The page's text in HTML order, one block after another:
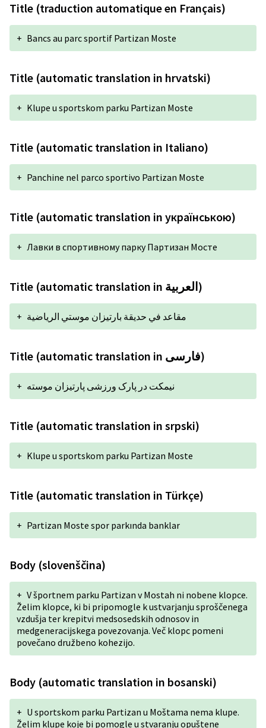
Title (traduction automatique en Français)
+ Bancs au parc sportif Partizan Moste
Title (automatic translation in hrvatski)
+ Klupe u sportskom parku Partizan Moste
Title (automatic translation in Italiano)
+ Panchine nel parco sportivo Partizan Moste
Title (automatic translation in українською)
+ Лавки в спортивному парку Партизан Мосте
Title (automatic translation in العربية)
+ مقاعد في حديقة بارتيزان موستي الرياضية
Title (automatic translation in فارسی)
+ نیمکت در پارک ورزشی پارتیزان موسته
Title (automatic translation in srpski)
+ Klupe u sportskom parku Partizan Moste
Title (automatic translation in Türkçe)
+ Partizan Moste spor parkında banklar
Body (slovenščina)
+ V športnem parku Partizan v Mostah ni nobene klopce.
Želim klopce, ki bi pripomogle k ustvarjanju sproščenega
vzdušja ter krepitvi medsosedskih odnosov in
medgeneracijskega povezovanja. Več klopc pomeni
povečano družbeno kohezijo.
Body (automatic translation in bosanski)
+ U sportskom parku Partizan u Moštama nema klupe.
Želim klupe koje bi pomogle u stvaranju opuštene